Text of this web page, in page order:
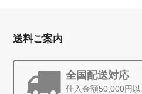
送料ご案内
全国配送対応
仕入金額50,000円